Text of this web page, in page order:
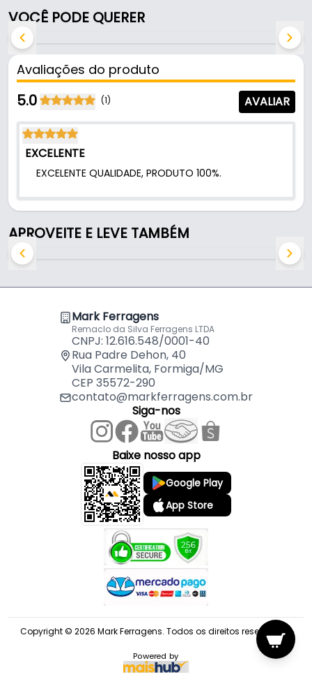
Características:
- Marca: Soprano
- Rotação: 90 graus
- Diâmetro do flange: 28 mm
- Lingueta reta: 45 mm
- Aplicação: Travamento de portas por lingueta
Indicado para:
- Travamento de portas por lingueta
VOCÊ PODE QUERER
Avaliações do produto
5.0 (1) AVALIAR
EXCELENTE
EXCELENTE QUALIDADE, PRODUTO 100%.
APROVEITE E LEVE TAMBÉM
Mark Ferragens
Remaclo da Silva Ferragens LTDA
CNPJ: 12.616.548/0001-40
Rua Padre Dehon, 40
Vila Carmelita, Formiga/MG
CEP 35572-290
contato@markferragens.com.br
Siga-nos
Baixe nosso app
Google Play
App Store
Copyright © 2026 Mark Ferragens. Todos os direitos reservados.
Powered by